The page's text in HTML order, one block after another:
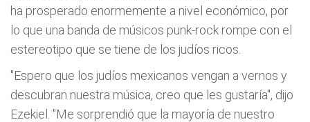
ha prosperado enormemente a nivel económico, por
lo que una banda de músicos punk-rock rompe con el
estereotipo que se tiene de los judíos ricos.
"Espero que los judíos mexicanos vengan a vernos y
descubran nuestra música, creo que les gustaría", dijo
Ezekiel. "Me sorprendió que la mayoría de nuestro